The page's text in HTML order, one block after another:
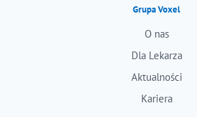
Grupa Voxel
O nas
Dla Lekarza
Aktualności
Kariera